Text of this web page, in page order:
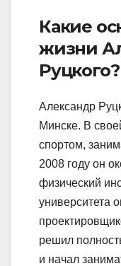
Какие
жизни
Руцкого?
Александр
Минске. В
спортом,
2008 году он
физический
университета
решил
и начал